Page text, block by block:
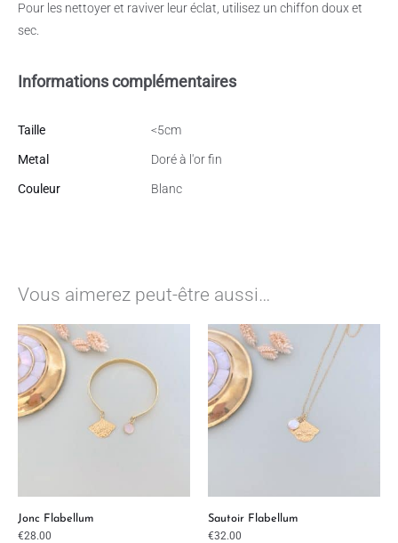
Pour les nettoyer et raviver leur éclat, utilisez un chiffon doux et
sec.
Informations complémentaires
Taille <5cm
Metal Doré à l'or fin
Couleur Blanc
Vous aimerez peut-être aussi…
Jonc Flabellum
€28.00
Sautoir Flabellum
€32.00